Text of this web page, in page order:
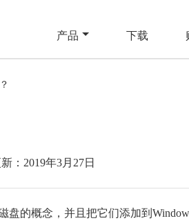
产品 下载
： 2019年3月27日
盘的概念，并且把它们添加到